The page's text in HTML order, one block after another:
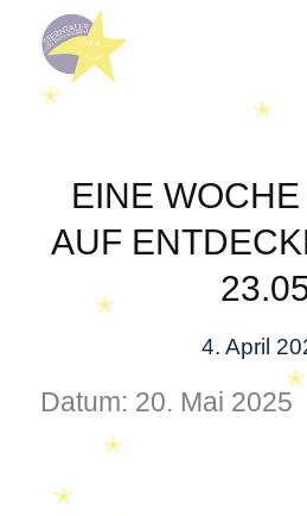
EINE
AUF
4. April
Datum: 20. Mai 2025
✭
✭
✭
✭
✭